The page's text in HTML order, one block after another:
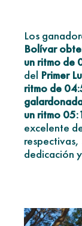
Los
Bolívar
un ritmo de
del Primer
ritmo de
un ritmo
excelente
dedicación